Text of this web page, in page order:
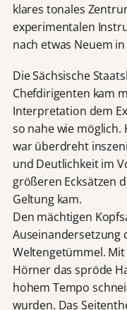
klares tonales
experimentalen
nach etwas Neuem
Die Sächsische
Chefdirigenten kam
Interpretation dem
so nahe wie möglich.
war überdreht
und Deutlichkeit im
größeren Ecksätzen
Geltung kam.
Den mächtigen
Auseinandersetzung
Weltengetümmel.
Hörner das spröde
hohem Tempo
wurden. Das